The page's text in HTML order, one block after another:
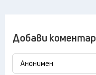
Добави коментар